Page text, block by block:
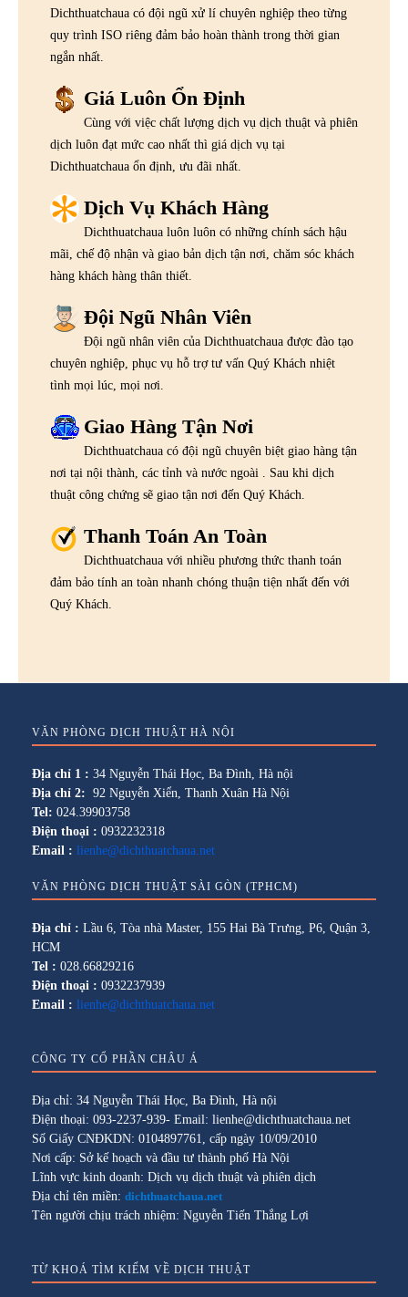
Dichthuatchaua có đội ngũ xử lí chuyên nghiệp theo từng
quy trình ISO riêng đảm bảo hoàn thành trong thời gian
ngắn nhất.
Giá Luôn Ổn Định
Cùng với việc chất lượng dịch vụ dịch thuật và phiên
dịch luôn đạt mức cao nhất thì giá dịch vụ tại
Dichthuatchaua ổn định, ưu đãi nhất.
Dịch Vụ Khách Hàng
Dichthuatchaua luôn luôn có những chính sách hậu
mãi, chế độ nhận và giao bản dịch tận nơi, chăm sóc khách
hàng khách hàng thân thiết.
Đội Ngũ Nhân Viên
Đội ngũ nhân viên của Dichthuatchaua được đào tạo
chuyên nghiệp, phục vụ hỗ trợ tư vấn Quý Khách nhiệt
tình mọi lúc, mọi nơi.
Giao Hàng Tận Nơi
Dichthuatchaua có đội ngũ chuyên biệt giao hàng tận
nơi tại nội thành, các tỉnh và nước ngoài . Sau khi dịch
thuật công chứng sẽ giao tận nơi đến Quý Khách.
Thanh Toán An Toàn
Dichthuatchaua với nhiều phương thức thanh toán
đảm bảo tính an toàn nhanh chóng thuận tiện nhất đến với
Quý Khách.
VĂN PHÒNG DỊCH THUẬT HÀ NỘI
Địa chỉ 1 : 34 Nguyễn Thái Học, Ba Đình, Hà nội
Địa chỉ 2: 92 Nguyễn Xiển, Thanh Xuân Hà Nội
Tel: 024.39903758
Điện thoại : 0932232318
Email : lienhe@dichthuatchaua.net
VĂN PHÒNG DỊCH THUẬT SÀI GÒN (TPHCM)
Địa chỉ : Lầu 6, Tòa nhà Master, 155 Hai Bà Trưng, P6, Quận 3,
HCM
Tel : 028.66829216
Điện thoại : 0932237939
Email : lienhe@dichthuatchaua.net
CÔNG TY CỔ PHẦN CHÂU Á
Địa chỉ: 34 Nguyễn Thái Học, Ba Đình, Hà nội
Điện thoại: 093-2237-939- Email: lienhe@dichthuatchaua.net
Số Giấy CNĐKDN: 0104897761, cấp ngày 10/09/2010
Nơi cấp: Sở kế hoạch và đầu tư thành phố Hà Nội
Lĩnh vực kinh doanh: Dịch vụ dịch thuật và phiên dịch
Địa chỉ tên miền: dichthuatchaua.net
Tên người chịu trách nhiệm: Nguyễn Tiến Thắng Lợi
TỪ KHOÁ TÌM KIẾM VỀ DỊCH THUẬT